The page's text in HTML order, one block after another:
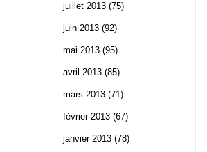
juillet 2013 (75)
juin 2013 (92)
mai 2013 (95)
avril 2013 (85)
mars 2013 (71)
février 2013 (67)
janvier 2013 (78)